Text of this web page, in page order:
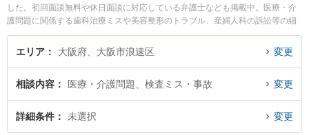
した。初回面談無料や休日面談に対応している弁護士なども掲載中。医療・介
護問題に関係する歯科治療ミスや美容整形のトラブル、産婦人科の訴訟等の細
かな分野での絞り込み検索もでき便利です。特に弁護士法人植田法律会計の植
田 諭弁護士やきづがわ共同法律事務所の峯田 和子弁護士、ラディウス法律事務
ラブルを今すぐに弁護士に相談したい』『検査ミスによる医療事故のトラブル
解決の実績豊富な近くの弁護士を検索したい』『初回相談無料で検査ミスによ
る医療事故を法律相談できる大阪市浪速区内の弁護士に相談予約したい』など
エリア 大阪府、大阪市浪速区 変更
相談内容 医療・介護問題、検査ミス・事故 変更
詳細条件 未選択 変更